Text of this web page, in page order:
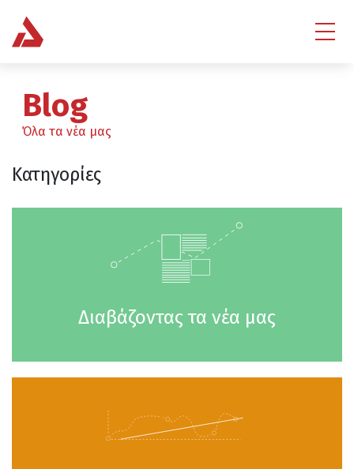
Blog
Όλα τα νέα μας
Κατηγορίες
Διαβάζοντας τα νέα μας